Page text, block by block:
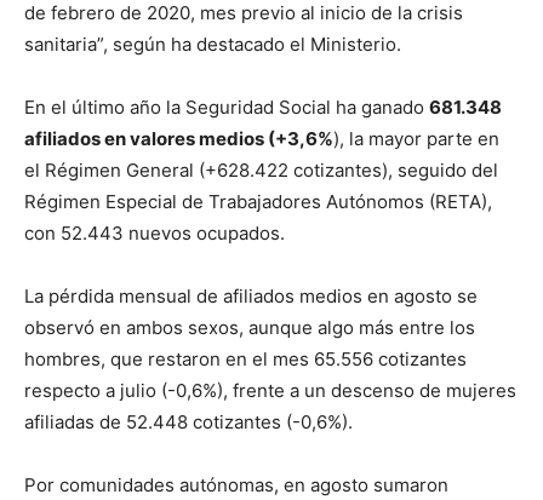
de febrero de 2020, mes previo al inicio de la crisis
sanitaria”, según ha destacado el Ministerio.
En el último año la Seguridad Social ha ganado 681.348
afiliados en valores medios (+3,6%), la mayor parte en
el Régimen General (+628.422 cotizantes), seguido del
Régimen Especial de Trabajadores Autónomos (RETA),
con 52.443 nuevos ocupados.
La pérdida mensual de afiliados medios en agosto se
observó en ambos sexos, aunque algo más entre los
hombres, que restaron en el mes 65.556 cotizantes
respecto a julio (-0,6%), frente a un descenso de mujeres
afiliadas de 52.448 cotizantes (-0,6%).
Por comunidades autónomas, en agosto sumaron